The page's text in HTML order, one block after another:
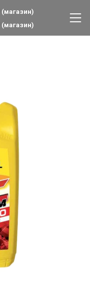
(магазин)
(магазин)